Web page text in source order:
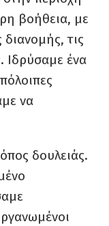
βοήθεια, με
τις
Ιδρύσαμε ένα
να
δουλειάς.